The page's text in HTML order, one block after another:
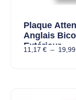
Plaque
Anglais
Extérieur
11,17 € – 19,99